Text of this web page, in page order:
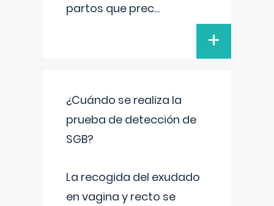
partos que prec...
+
¿Cuándo se realiza la
prueba de detección de
SGB?
La recogida del exudado
en vagina y recto se